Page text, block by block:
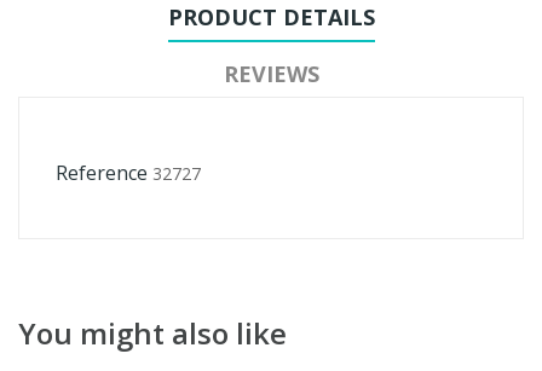
PRODUCT DETAILS
REVIEWS
Reference 32727
You might also like